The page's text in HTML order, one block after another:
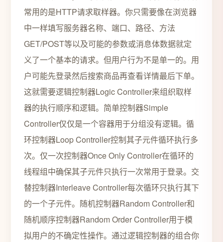
常用的是HTTP请求取样器。你只需要像在浏览器
中一样填写服务器名称、端口、路径、方法
GET/POST等以及可能的参数或消息体数据就定
义了一个基本的请求。但用户行为不是单一的。用
户可能先登录然后搜索商品再查看详情最后下单。
这就需要逻辑控制器Logic Controller来组织取样
器的执行顺序和逻辑。简单控制器Simple
Controller仅仅是一个容器用于分组没有逻辑。循
环控制器Loop Controller控制其子元件循环执行多
次。仅一次控制器Once Only Controller在循环的
线程组中确保其子元件只执行一次常用于登录。交
替控制器Interleave Controller每次循环只执行其下
的一个子元件。随机控制器Random Controller和
随机顺序控制器Random Order Controller用于模
拟用户的不确定性操作。通过逻辑控制器的组合你